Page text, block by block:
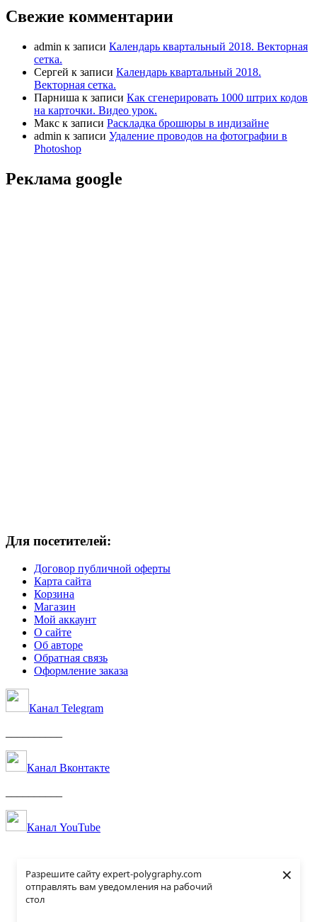
Разрешите сайту expert-polygraphy.com
отправлять вам уведомления на рабочий
стол
×
Свежие комментарии
admin к записи Календарь квартальный 2018. Векторная
сетка.
Сергей к записи Календарь квартальный 2018.
Векторная сетка.
Парниша к записи Как сгенерировать 1000 штрих кодов
на карточки. Видео урок.
Макс к записи Раскладка брошюры в индизайне
admin к записи Удаление проводов на фотографии в
Photoshop
Реклама google
Для посетителей:
Договор публичной оферты
Карта сайта
Корзина
Магазин
Мой аккаунт
О сайте
Об авторе
Обратная связь
Оформление заказа
Канал Telegram
Канал Вконтакте
Канал YouTube